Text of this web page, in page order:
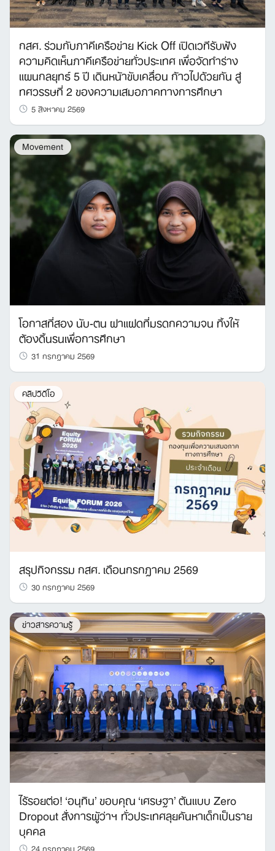
กสศ. ร่วมกับภาคีเครือข่าย Kick Off เปิดเวทีรับฟัง
ความคิดเห็นภาคีเครือข่ายทั่วประเทศ เพื่อจัดทำร่าง
แผนกลยุทธ์ 5 ปี เดินหน้าขับเคลื่อน ก้าวไปด้วยกัน สู่
ทศวรรษที่ 2 ของความเสมอภาคทางการศึกษา
5 สิงหาคม 2569
Movement
โอกาสที่สอง นับ-ตน ฝาแฝดที่มรดกความจน ทิ้งให้
ต้องดิ้นรนเพื่อการศึกษา
31 กรกฎาคม 2569
คลิปวิดีโอ
สรุปกิจกรรม กสศ. เดือนกรกฎาคม 2569
30 กรกฎาคม 2569
ข่าวสารความรู้
ไร้รอยต่อ! ‘อนุทิน’ ขอบคุณ ‘เศรษฐา’ ต้นแบบ Zero
Dropout สั่งการผู้ว่าฯ ทั่วประเทศลุยค้นหาเด็กเป็นราย
บุคคล
24 กรกฎาคม 2569